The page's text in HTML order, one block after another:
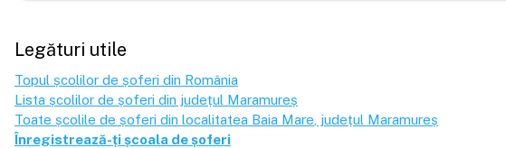
Legături utile
Topul școlilor de șoferi din România
Lista școlilor de șoferi din județul Maramureș
Toate școlile de șoferi din localitatea Baia Mare , județul Maramureș
Înregistrează-ți școala de șoferi